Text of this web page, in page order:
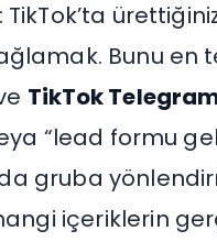
Bunu en
TikTok
“lead formu
gruba
içeriklerin